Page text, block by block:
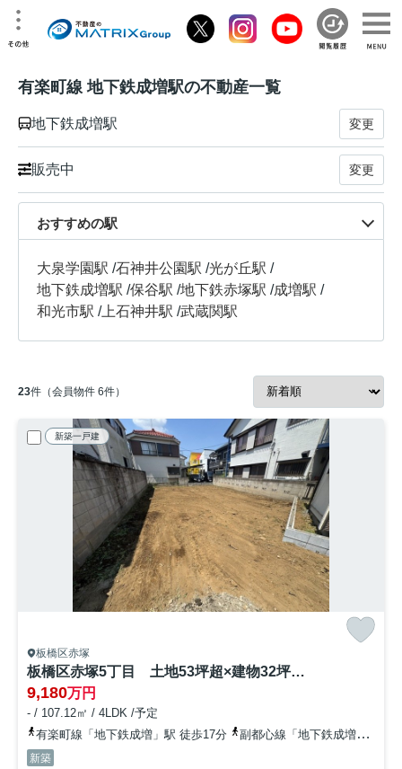
有楽町線 地下鉄成増駅の不動産一覧
地下鉄成増駅 変更
販売中 変更
おすすめの駅
大泉学園駅 /石神井公園駅 /光が丘駅 /
地下鉄成増駅 /保谷駅 /地下鉄赤塚駅 /成増駅 /
和光市駅 /上石神井駅 /武蔵関駅
23件（会員物件 6件）
新築一戸建
板橋区赤塚
板橋区赤塚5丁目 土地53坪超×建物32坪超 長期優良住宅 限定1棟
9,180万円
- / 107.12㎡ / 4LDK /予定
有楽町線「地下鉄成増」駅 徒歩17分
副都心線「地下鉄成増」駅 徒歩17分
新築